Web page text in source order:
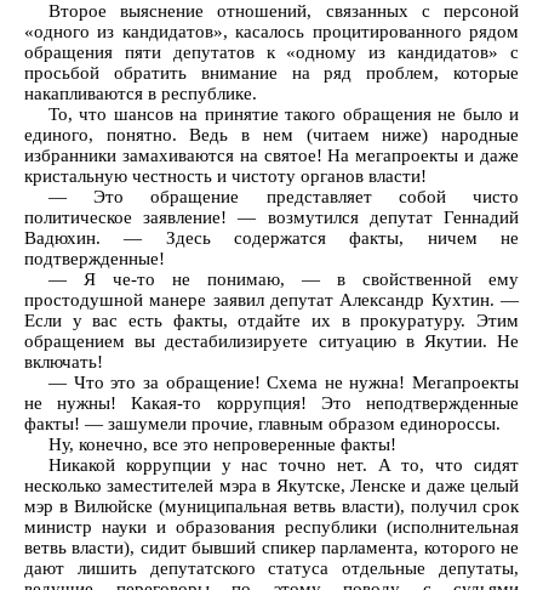
Второе выяснение отношений, связанных с персоной
«одного из кандидатов», касалось процитированного рядом
обращения пяти депутатов к «одному из кандидатов» с
просьбой обратить внимание на ряд проблем, которые
накапливаются в республике.
То, что шансов на принятие такого обращения не было и
единого, понятно. Ведь в нем (читаем ниже) народные
избранники замахиваются на святое! На мегапроекты и даже
кристальную честность и чистоту органов власти!
— Это обращение представляет собой чисто
политическое заявление! — возмутился депутат Геннадий
Вадюхин. — Здесь содержатся факты, ничем не
подтвержденные!
— Я че-то не понимаю, — в свойственной ему
простодушной манере заявил депутат Александр Кухтин. —
Если у вас есть факты, отдайте их в прокуратуру. Этим
обращением вы дестабилизируете ситуацию в Якутии. Не
включать!
— Что это за обращение! Схема не нужна! Мегапроекты
не нужны! Какая-то коррупция! Это неподтвержденные
факты! — зашумели прочие, главным образом единороссы.
Ну, конечно, все это непроверенные факты!
Никакой коррупции у нас точно нет. А то, что сидят
несколько заместителей мэра в Якутске, Ленске и даже целый
мэр в Вилюйске (муниципальная ветвь власти), получил срок
министр науки и образования республики (исполнительная
ветвь власти), сидит бывший спикер парламента, которого не
дают лишить депутатского статуса отдельные депутаты,